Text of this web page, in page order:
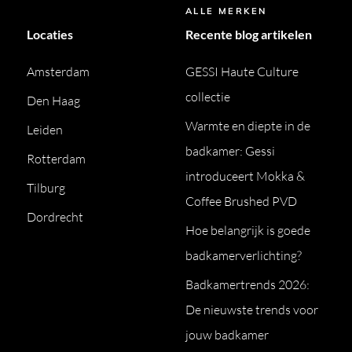
ALLE MERKEN
Locaties
Amsterdam
Den Haag
Leiden
Rotterdam
Tilburg
Dordrecht
Recente blog artikelen
GESSI Haute Culture
collectie
Warmte en diepte in de
badkamer: Gessi
introduceert Mokka &
Coffee Brushed PVD
Hoe belangrijk is goede
badkamerverlichting?
Badkamertrends 2026:
De nieuwste trends voor
jouw badkamer